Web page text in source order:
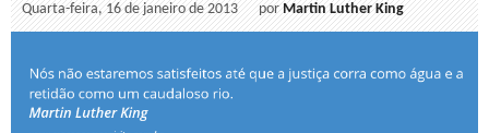
Quarta-feira, 16 de janeiro de 2013 porMartin Luther King